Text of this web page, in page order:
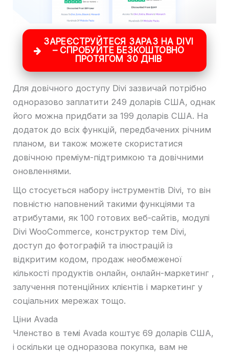
ЗАРЕЄСТРУЙТЕСЯ ЗАРАЗ НА DIVI
– СПРОБУЙТЕ БЕЗКОШТОВНО
ПРОТЯГОМ 30 ДНІВ
Для довічного доступу Divi зазвичай потрібно
одноразово заплатити 249 доларів США, однак
його можна придбати за 199 доларів США. На
додаток до всіх функцій, передбачених річним
планом, ви також можете скористатися
довічною преміум-підтримкою та довічними
оновленнями.
Що стосується набору інструментів Divi, то він
повністю наповнений такими функціями та
атрибутами, як 100 готових веб-сайтів, модулі
Divi WooCommerce, конструктор тем Divi,
доступ до фотографій та ілюстрацій із
відкритим кодом, продаж необмеженої
кількості продуктів онлайн, онлайн-маркетинг ,
залучення потенційних клієнтів і маркетинг у
соціальних мережах тощо.
Ціни Avada
Членство в темі Avada коштує 69 доларів США,
і оскільки це одноразова покупка, вам не